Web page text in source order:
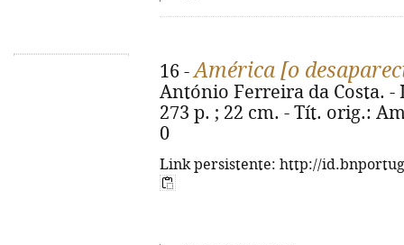
16 -América [o
António Ferreira da Costa. -
273 p. ; 22 cm. - Tít. orig.:
0
Link persistente: http://